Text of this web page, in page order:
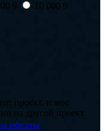
9 10 000 9
проект, и мое
на другой проект
оферты